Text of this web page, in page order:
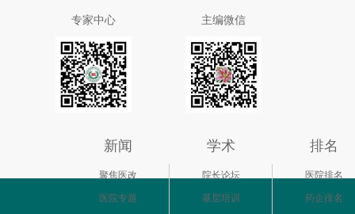
专家中心 主编微信
新闻
聚焦医改
医院专题
学术
院长论坛
基层培训
排名
医院排名
药企排名